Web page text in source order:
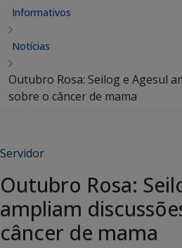
Informativos
Notícias
Outubro Rosa: Seilog e Agesul
sobre o câncer de mama
Servidor
Outubro Rosa:
ampliam
câncer de mama